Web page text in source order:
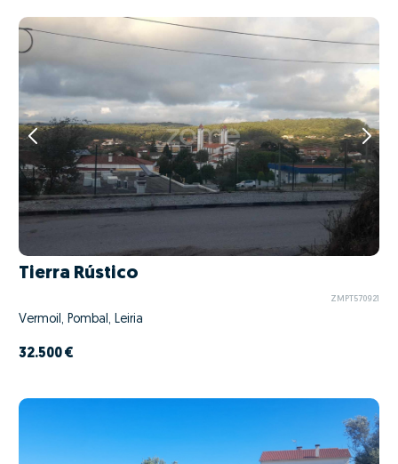
Tierra Rústico
ZMPT570921
Vermoil, Pombal, Leiria
32.500 €